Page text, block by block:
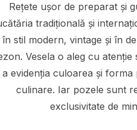
Rețete ușor de preparat și
tradițională și
în stil modern, vintage și în
Vesela o aleg cu
a evidenția culoarea și
culinare. Iar pozele sunt
exclusivitate de